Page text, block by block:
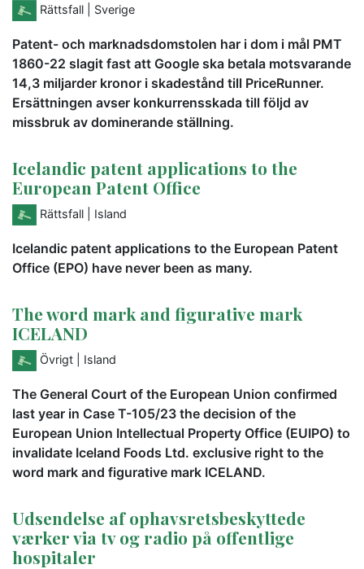
Rättsfall | Sverige
Patent- och marknadsdomstolen har i dom i mål PMT
1860-22 slagit fast att Google ska betala motsvarande
14,3 miljarder kronor i skadestånd till PriceRunner.
Ersättningen avser konkurrensskada till följd av
missbruk av dominerande ställning.
Icelandic patent applications to the
European Patent Office
Rättsfall | Island
Icelandic patent applications to the European Patent
Office (EPO) have never been as many.
The word mark and figurative mark
ICELAND
Övrigt | Island
The General Court of the European Union confirmed
last year in Case T-105/23 the decision of the
European Union Intellectual Property Office (EUIPO) to
invalidate Iceland Foods Ltd. exclusive right to the
word mark and figurative mark ICELAND.
Udsendelse af ophavsretsbeskyttede
værker via tv og radio på offentlige
hospitaler